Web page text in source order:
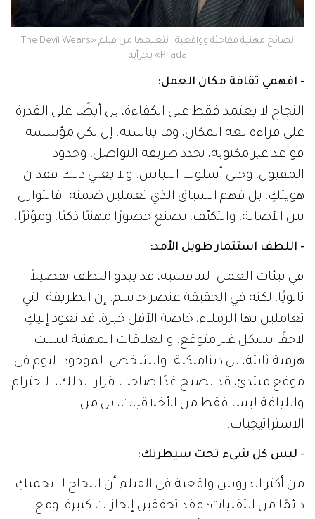
نصائح مهنية مفاجئة وواقعية.. نتعلمها من فيلم «The Devil Wears
Prada» بجزأيه
- افهمي ثقافة مكان العمل:
النجاح لا يعتمد فقط على الكفاءة، بل أيضًا على القدرة
على قراءة لغة المكان، وما يناسبه. إن لكل مؤسسة
قواعد غير مكتوبة، تحدد طريقة التواصل، وحدود
المقبول، وحتى أسلوب اللباس. ولا يعني ذلك فقدان
هويتكِ، بل فهم السياق الذي تعملين ضمنه. فالتوازن
بين الأصالة، والتكيّف، يصنع حضورًا مهنيًا ذكيًا، ومؤثرًا.
- اللطف استثمار طويل الأمد:
في بيئات العمل التنافسية، قد يبدو اللطف تفصيلاً
ثانويًا، لكنه في الحقيقة عنصر حاسم. إن الطريقة التي
تعاملين بها الزملاء، خاصة الأقل خبرة، قد تعود إليكِ
لاحقًا بشكل غير متوقع. والعلاقات المهنية ليست
هرمية ثابتة، بل ديناميكية. والشخص الموجود اليوم في
موقع مبتدئ، قد يصبح غدًا صاحب قرار. لذلك، الاحترام
واللباقة ليسا فقط من الأخلاقيات، بل من
الاستراتيجيات.
- ليس كل شيء تحت سيطرتك:
من أكثر الدروس واقعية في الفيلم أن النجاح لا يحميكِ
دائمًا من التقلبات؛ فقد تحققين إنجازات كبيرة، ومع